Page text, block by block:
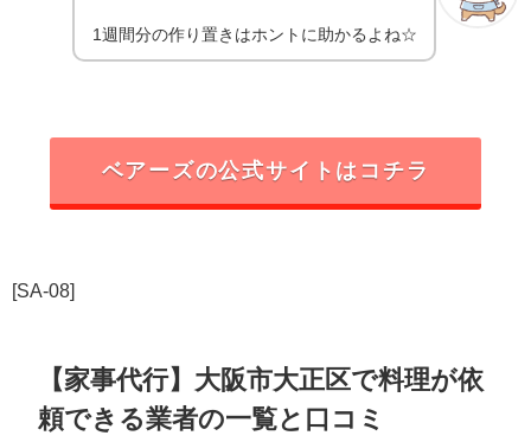
1週間分の作り置きはホントに助かるよね☆
ベアーズの公式サイトはコチラ
[SA-08]
【家事代行】大阪市大正区で料理が依
頼できる業者の一覧と口コミ